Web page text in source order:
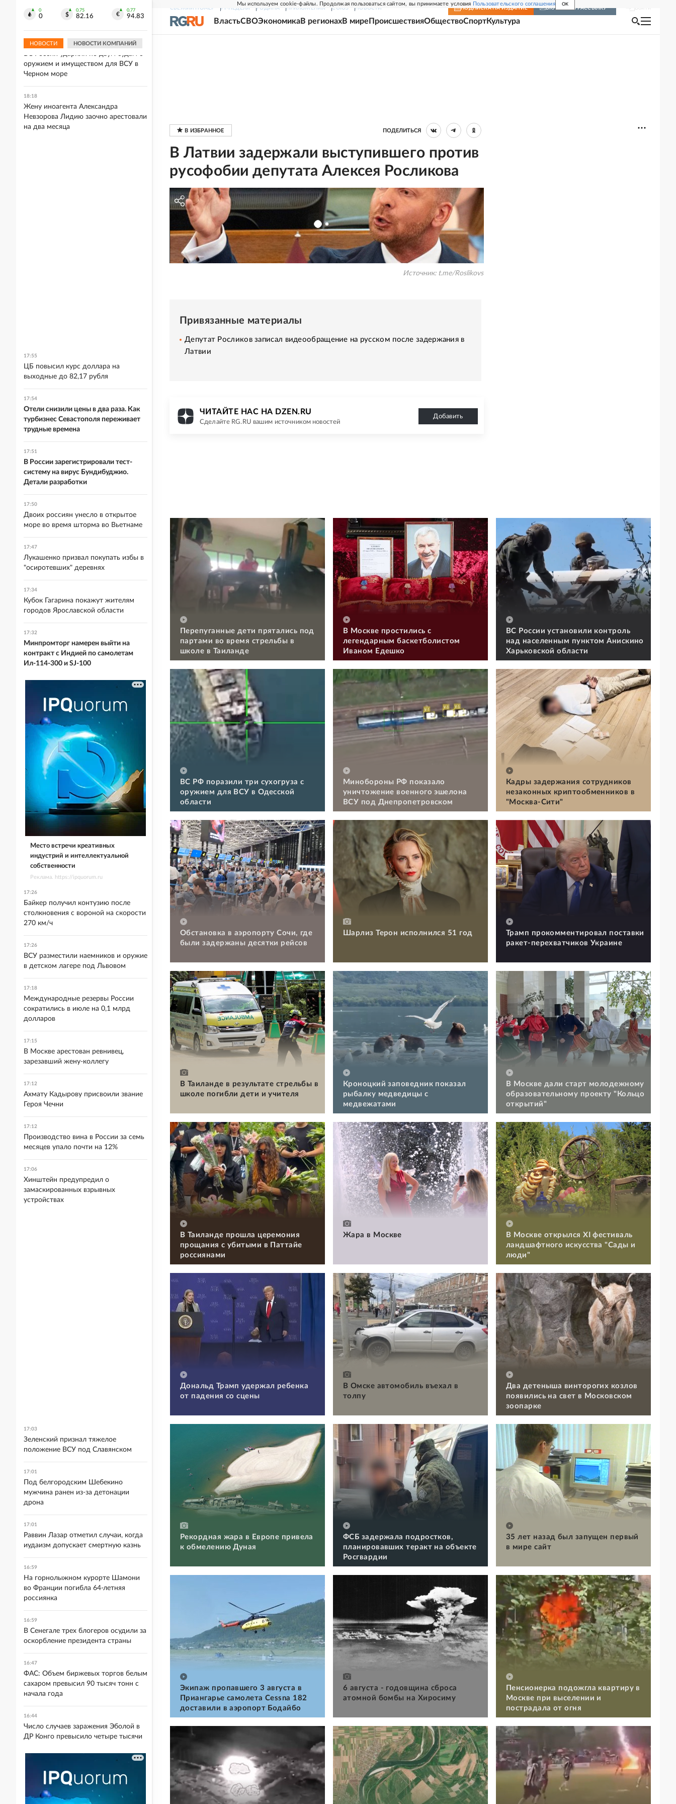
Мы используем cookie-файлы. Продолжая пользоваться сайтом, вы принимаете условия Пользовательского соглашения OK
СВЕЖИЙ НОМЕР РГ-НЕДЕЛЯ РОДИНА ПРИЛОЖЕНИЯ СОЮЗ НОВОСТИ ПОДПИСКА НА ИЗДАНИЕ ВКЛЮЧИТЬ РАССЫЛКУ
ВластьСВОЭкономикаВ регионахВ мире ПроисшествияОбществоСпортКультура
ПОДЕЛИТЬСЯ
В Латвии задержали выступившего против
русофобии депутата Алексея Росликова
Источник: t.me/Roslikovs
Привязанные материалы
Депутат Росликов записал видеообращение на русском после задержания в
Латвии
ЧИТАЙТЕ НАС НА DZEN.RU
Сделайте RG.RU вашим источником новостей
Добавить
Перепуганные дети прятались под
партами во время стрельбы в
школе в Таиланде
В Москве простились с
легендарным баскетболистом
Иваном Едешко
ВС России установили контроль
над населенным пунктом Анискино
Харьковской области
ВС РФ поразили три сухогруза с
оружием для ВСУ в Одесской
области
Минобороны РФ показало
уничтожение военного эшелона
ВСУ под Днепропетровском
Кадры задержания сотрудников
незаконных криптообменников в
"Москва-Сити"
Обстановка в аэропорту Сочи, где
были задержаны десятки рейсов
Шарлиз Терон исполнился 51 год
Трамп прокомментировал поставки
ракет-перехватчиков Украине
В Таиланде в результате стрельбы в
школе погибли дети и учителя
Кроноцкий заповедник показал
рыбалку медведицы с
медвежатами
В Москве дали старт молодежному
образовательному проекту "Кольцо
открытий"
В Таиланде прошла церемония
прощания с убитыми в Паттайе
россиянами
Жара в Москве
В Москве открылся XI фестиваль
ландшафтного искусства "Сады и
люди"
Дональд Трамп удержал ребенка
от падения со сцены
В Омске автомобиль въехал в
толпу
Два детеныша винторогих козлов
появились на свет в Московском
зоопарке
Рекордная жара в Европе привела
к обмелению Дуная
ФСБ задержала подростков,
планировавших теракт на объекте
Росгвардии
35 лет назад был запущен первый
в мире сайт
Экипаж пропавшего 3 августа в
Приангарье самолета Cessna 182
доставили в аэропорт Бодайбо
6 августа - годовщина сброса
атомной бомбы на Хиросиму
Пенсионерка подожгла квартиру в
Москве при выселении и
пострадала от огня
0
0
0.75
82.16
0.77
94.83
НОВОСТИ НОВОСТИ КОМПАНИЙ
соблюдать ряд условий. И вот
18:30
ВС России ударили по двум судам с
оружием и имуществом для ВСУ в
Черном море
18:18
Жену иноагента Александра
Невзорова Лидию заочно арестовали
на два месяца
17:55
ЦБ повысил курс доллара на
выходные до 82,17 рубля
17:54
Отели снизили цены в два раза. Как
турбизнес Севастополя переживает
трудные времена
17:51
В России зарегистрировали тест-
систему на вирус Бундибуджио.
Детали разработки
17:50
Двоих россиян унесло в открытое
море во время шторма во Вьетнаме
17:47
Лукашенко призвал покупать избы в
"осиротевших" деревнях
17:34
Кубок Гагарина покажут жителям
городов Ярославской области
17:32
Минпромторг намерен выйти на
контракт с Индией по самолетам
Ил-114-300 и SJ-100
Место встречи креативных
индустрий и интеллектуальной
собственности
Реклама. https://ipquorum.ru
17:26
Байкер получил контузию после
столкновения с вороной на скорости
270 км/ч
17:26
ВСУ разместили наемников и оружие
в детском лагере под Львовом
17:18
Международные резервы России
сократились в июле на 0,1 млрд
долларов
17:15
В Москве арестован ревнивец,
зарезавший жену-коллегу
17:12
Ахмату Кадырову присвоили звание
Героя Чечни
17:12
Производство вина в России за семь
месяцев упало почти на 12%
17:06
Хинштейн предупредил о
замаскированных взрывных
устройствах
17:03
Зеленский признал тяжелое
положение ВСУ под Славянском
17:01
Под белгородским Шебекино
мужчина ранен из-за детонации
дрона
17:01
Раввин Лазар отметил случаи, когда
иудаизм допускает смертную казнь
16:59
На горнолыжном курорте Шамони
во Франции погибла 64-летняя
россиянка
16:59
В Сенегале трех блогеров осудили за
оскорбление президента страны
16:47
ФАС: Объем биржевых торгов белым
сахаром превысил 90 тысяч тонн с
начала года
16:44
Число случаев заражения Эболой в
ДР Конго превысило четыре тысячи